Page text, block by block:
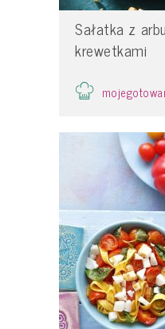
Sałatka z
krewetkami